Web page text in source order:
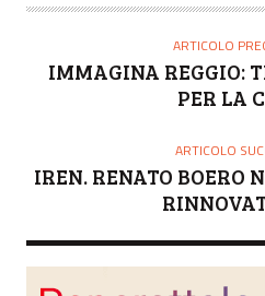
T
ARTICOLO
IMMAGINA REGGIO:
PER LA
ARTICOLO
IREN. RENATO BOERO